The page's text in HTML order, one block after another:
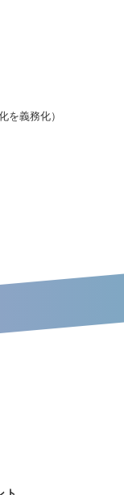
を義務化）